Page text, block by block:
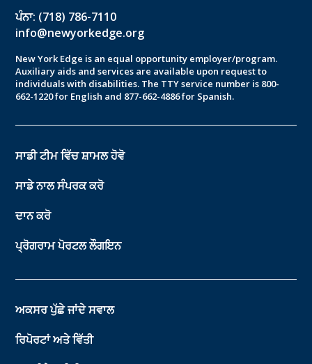
ਪੰਨਾ: (718) 786-7110
info@newyorkedge.org
New York Edge is an equal opportunity employer/program.
Auxiliary aids and services are available upon request to
individuals with disabilities. The TTY service number is 800-
662-1220 for English and 877-662-4886 for Spanish.
ਸਾਡੀ ਟੀਮ ਵਿੱਚ ਸ਼ਾਮਲ ਹੋਵੋ
ਸਾਡੇ ਨਾਲ ਸੰਪਰਕ ਕਰੋ
ਦਾਨ ਕਰੋ
ਪ੍ਰੋਗਰਾਮ ਪੋਰਟਲ ਲੌਗਇਨ
ਅਕਸਰ ਪੁੱਛੇ ਜਾਂਦੇ ਸਵਾਲ
ਰਿਪੋਰਟਾਂ ਅਤੇ ਵਿੱਤੀ